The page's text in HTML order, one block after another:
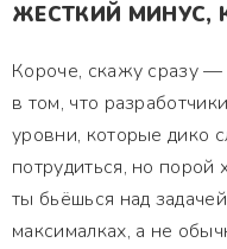
ЖЕСТКИЙ МИНУС,
Короче, скажу сразу —
в том, что
уровни, которые дико
потрудиться, но порой
ты бьёшься над
максималках, а не